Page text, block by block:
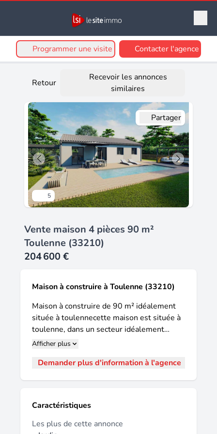
Programmer une visite Contacter l'agence
Retour
Recevoir les annonces
similaires
5
Partager
Vente maison 4 pièces 90 m²
Toulenne (33210)
204 600 €
Maison à construire à Toulenne (33210)
Maison à construire de 90 m² idéalement
située à toulennecette maison est située à
toulenne, dans un secteur idéalement
situé. Elle offre un terrain de 542 m²,
espaces extérieurs. Cette maison à bâtir
baignoire. Elle est conçue de plain-pied,
favorisant une organisation pratique et
accessible sur un seul niveau. Le terrain
Afficher plus
Demander plus d'information à l'agence
Caractéristiques
Les plus de cette annonce